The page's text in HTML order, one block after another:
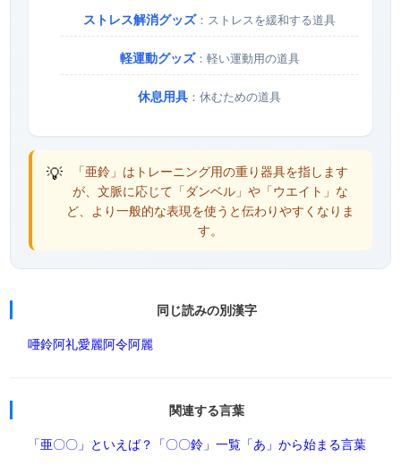
ストレス解消グッズ：ストレスを緩和する道具
軽運動グッズ：軽い運動用の道具
休息用具 ：休むための道具
💡
「亜鈴」はトレーニング用の重り器具を指します
が、文脈に応じて「ダンベル」や「ウエイト」な
ど、より一般的な表現を使うと伝わりやすくなりま
す。
同じ読みの別漢字
唖鈴阿礼愛麗阿令阿麗
関連する言葉
「亜〇〇」といえば？ 「〇〇鈴」一覧 「あ」から始まる言葉